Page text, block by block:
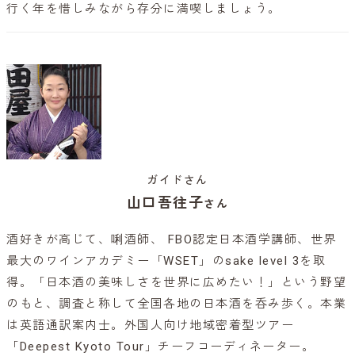
行く年を惜しみながら存分に満喫しましょう。
ガイドさん
山口吾往子さん
酒好きが高じて、唎酒師、 FBO認定日本酒学講師、世界
最大のワインアカデミー「WSET」のsake level 3を取
得。「日本酒の美味しさを世界に広めたい！」という野望
のもと、調査と称して全国各地の日本酒を呑み歩く。本業
は英語通訳案内士。外国人向け地域密着型ツアー
「Deepest Kyoto Tour」チーフコーディネーター。